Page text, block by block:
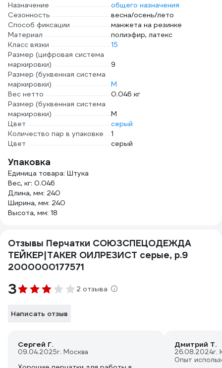
Назначение
общего назначения
Сезонность
весна/осень/лето
Способ фиксации
манжета на резинке
Материал
полиэфир, латекс
Класс вязки
15
Размер (цифровая система
маркировки)
9
Размер (буквенная система
маркировки)
M
Вес нетто
0.046 кг
Размер (буквенная система
маркировки)
M
Цвет
серый
Количество пар в упаковке
1
Цвет
серый
Упаковка
Единица товара: Штука
Вес, кг: 0.046
Длина, мм: 240
Ширина, мм: 240
Высота, мм: 18
Отзывы Перчатки СОЮЗСПЕЦОДЕЖДА
ТЕЙКЕР|TAKER ОИЛРЕЗИСТ серые, р.9
2000000177571
3 2 отзыва
Написать отзыв
Сергей Г.
09.04.2025г. Москва
Дмитрий Т.
26.08.2024г.
Опыт